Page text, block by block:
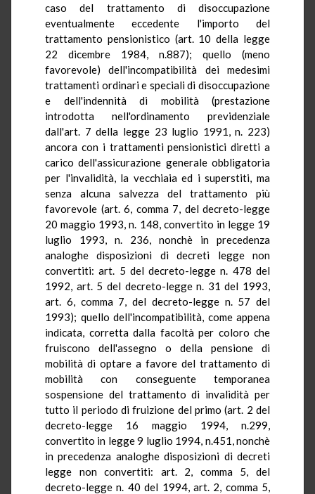
caso del trattamento di disoccupazione
eventualmente eccedente l'importo del
trattamento pensionistico (art. 10 della legge
22 dicembre 1984, n.887); quello (meno
favorevole) dell'incompatibilità dei medesimi
trattamenti ordinari e speciali di disoccupazione
e dell'indennità di mobilità (prestazione
introdotta nell'ordinamento previdenziale
dall'art. 7 della legge 23 luglio 1991, n. 223)
ancora con i trattamenti pensionistici diretti a
carico dell'assicurazione generale obbligatoria
per l'invalidità, la vecchiaia ed i superstiti, ma
senza alcuna salvezza del trattamento più
favorevole (art. 6, comma 7, del decreto-legge
20 maggio 1993, n. 148, convertito in legge 19
luglio 1993, n. 236, nonchè in precedenza
analoghe disposizioni di decreti legge non
convertiti: art. 5 del decreto-legge n. 478 del
1992, art. 5 del decreto-legge n. 31 del 1993,
art. 6, comma 7, del decreto-legge n. 57 del
1993); quello dell'incompatibilità, come appena
indicata, corretta dalla facoltà per coloro che
fruiscono dell'assegno o della pensione di
mobilità di optare a favore del trattamento di
mobilità con conseguente temporanea
sospensione del trattamento di invalidità per
tutto il periodo di fruizione del primo (art. 2 del
decreto-legge 16 maggio 1994, n.299,
convertito in legge 9 luglio 1994, n.451, nonchè
in precedenza analoghe disposizioni di decreti
legge non convertiti: art. 2, comma 5, del
decreto-legge n. 40 del 1994, art. 2, comma 5,